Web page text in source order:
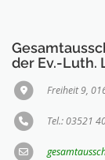
der Ev.-Luth.
Freiheit 9,
Tel.: 03521